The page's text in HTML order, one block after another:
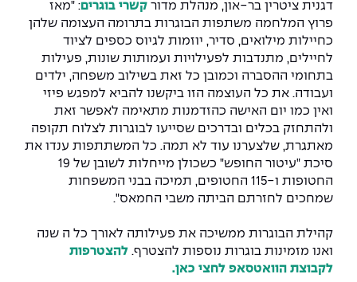
דגנית ציטרין בר-און, מנהלת מדור קשרי בוגרים: "מאז
פרוץ המלחמה משתפות הבוגרות בתרומה העצומה שלהן
כחיילות מילואים, סדיר, יוזמות לגיוס כספים לציוד
לחיילים, מתנדבות לפעילויות ועמותות שונות, פעילות
בתחומי ההסברה וכמובן כל זאת בשילוב משפחה, ילדים
ועבודה. את כל העוצמה הזו ביקשנו להביא למפגש פיזי
ואין כמו יום האישה כהזדמנות מתאימה לאפשר זאת
ולהתחזק בכלים ובדרכים שסייעו לבוגרות לצלוח תקופה
מאתגרת, שלצערנו עוד לא תמה. כל המשתתפות ענדו את
סיכת "עיטור החופש" כשכולן מייחלות לשובן של 19
החטופות ו-115 החטופים, תמיכה בבני המשפחות
שמחכים לחזרתם הביתה משבי החמאס".
קהילת הבוגרות ממשיכה את פעילותה לאורך כל ה שנה
ואנו מזמינות בוגרות נוספות להצטרף. להצטרפות
לקבוצת הוואטסאפ לחצי כאן.